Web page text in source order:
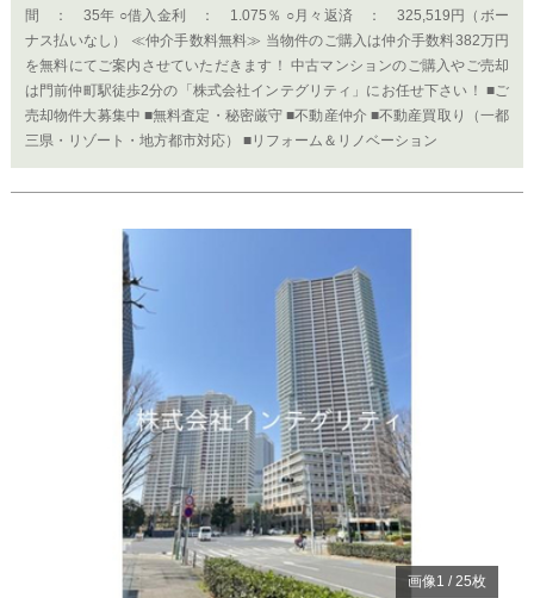
間 ： 35年 ○借入金利 ： 1.075％ ○月々返済 ： 325,519円（ボー
ナス払いなし） ≪仲介手数料無料≫ 当物件のご購入は仲介手数料382万円
を無料にてご案内させていただきます！ 中古マンションのご購入やご売却
は門前仲町駅徒歩2分の「株式会社インテグリティ」にお任せ下さい！ ■ご
売却物件大募集中 ■無料査定・秘密厳守 ■不動産仲介 ■不動産買取り（一都
三県・リゾート・地方都市対応） ■リフォーム＆リノベーション
Previous
画像1 /25枚